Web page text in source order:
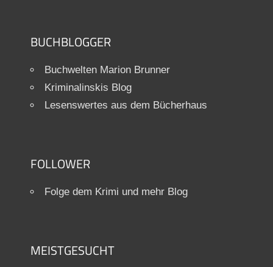
BUCHBLOGGER
Buchwelten Marion Brunner
Kriminalinskis Blog
Lesenswertes aus dem Bücherhaus
FOLLOWER
Folge dem Krimi und mehr Blog
MEISTGESUCHT